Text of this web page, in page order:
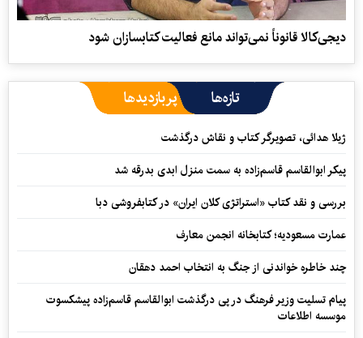
دیجی‌کالا قانوناً نمی‌تواند مانع فعالیت کتابسازان شود
تازه‌ها پربازدیدها
ژیلا هدائی، تصویرگر کتاب و نقاش درگذشت
پیکر ابوالقاسم قاسم‌زاده به سمت منزل ابدی بدرقه شد
بررسی و نقد کتاب «استراتژی کلان ایران» در کتابفروشی دبا
عمارت مسعودیه؛ کتابخانه انجمن معارف
چند خاطره خواندنی از جنگ به انتخاب احمد دهقان
پیام تسلیت وزیر فرهنگ در پی درگذشت ابوالقاسم قاسم‌زاده پیشکسوت
موسسه اطلاعات